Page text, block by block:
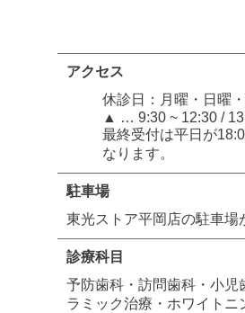
アクセス
休診日：月曜・日曜
▲ … 9:30 ~ 12:30 /
最終受付は平日が
なります。
駐車場
東光ストア平岡店の駐車場
診療科目
予防歯科・訪問歯科・小児
ラミック治療・ホワイトニ